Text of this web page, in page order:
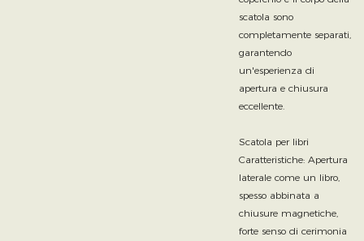
scatola sono
completamente separati,
garantendo
un'esperienza di
apertura e chiusura
eccellente.
Scatola per libri
Caratteristiche: Apertura
laterale come un libro,
spesso abbinata a
chiusure magnetiche,
forte senso di cerimonia